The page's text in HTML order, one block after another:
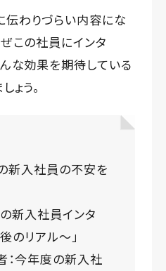
わりづらい内容にな
ぜこの社員にインタ
んな効果を期待している
ょう。
新入社員の不安を
新入社員インタ
のリアル～」
：今年度の新入社